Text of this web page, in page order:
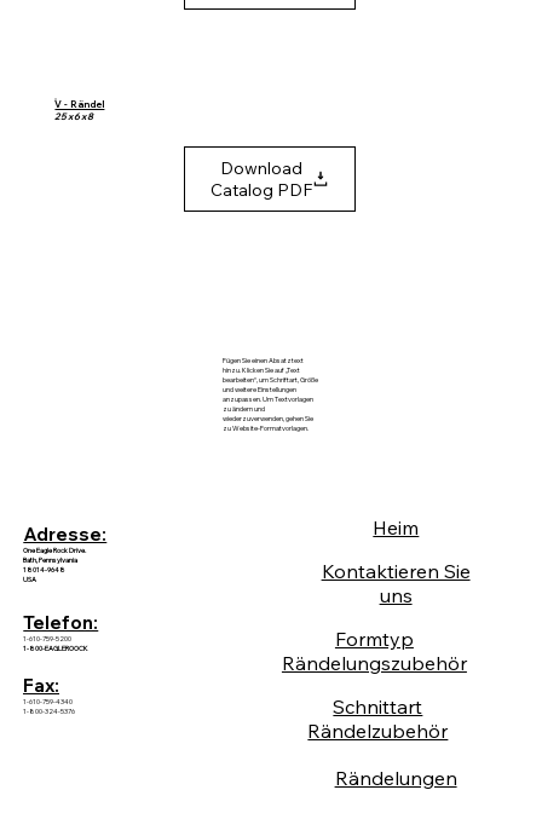
V - Rändel
25 x 6 x 8
Download
Catalog PDF
Fügen Sie einen Absatztext
hinzu. Klicken Sie auf „Text
bearbeiten“, um Schriftart, Größe
und weitere Einstellungen
anzupassen. Um Textvorlagen
zu ändern und
wiederzuverwenden, gehen Sie
zu Website-Formatvorlagen.
Adresse:
One Eagle Rock Drive.
Bath, Pennsylvania
18014-9648
USA
Telefon:
1-610-759-5200
1-800-EAGLEROOCK
Fax:
1-610-759-4340
1-800-324-5376
Heim
Kontaktieren Sie
uns
Formtyp
Rändelungszubehör
Schnittart
Rändelzubehör
Rändelungen